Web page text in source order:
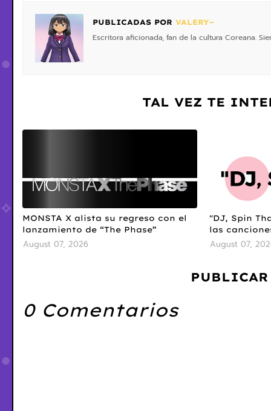
PUBLICADAS POR VALERY~
Escritora aficionada, fan de la cultura Coreana.
TAL VEZ TE
MONSTA X alista su regreso con el
lanzamiento de “The Phase”
August 07, 2026
"DJ, Spin
las
August 07,
0 Comentarios